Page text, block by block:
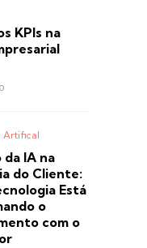
KPIs na
Artifical
IA na
do Cliente:
Está
o
com o